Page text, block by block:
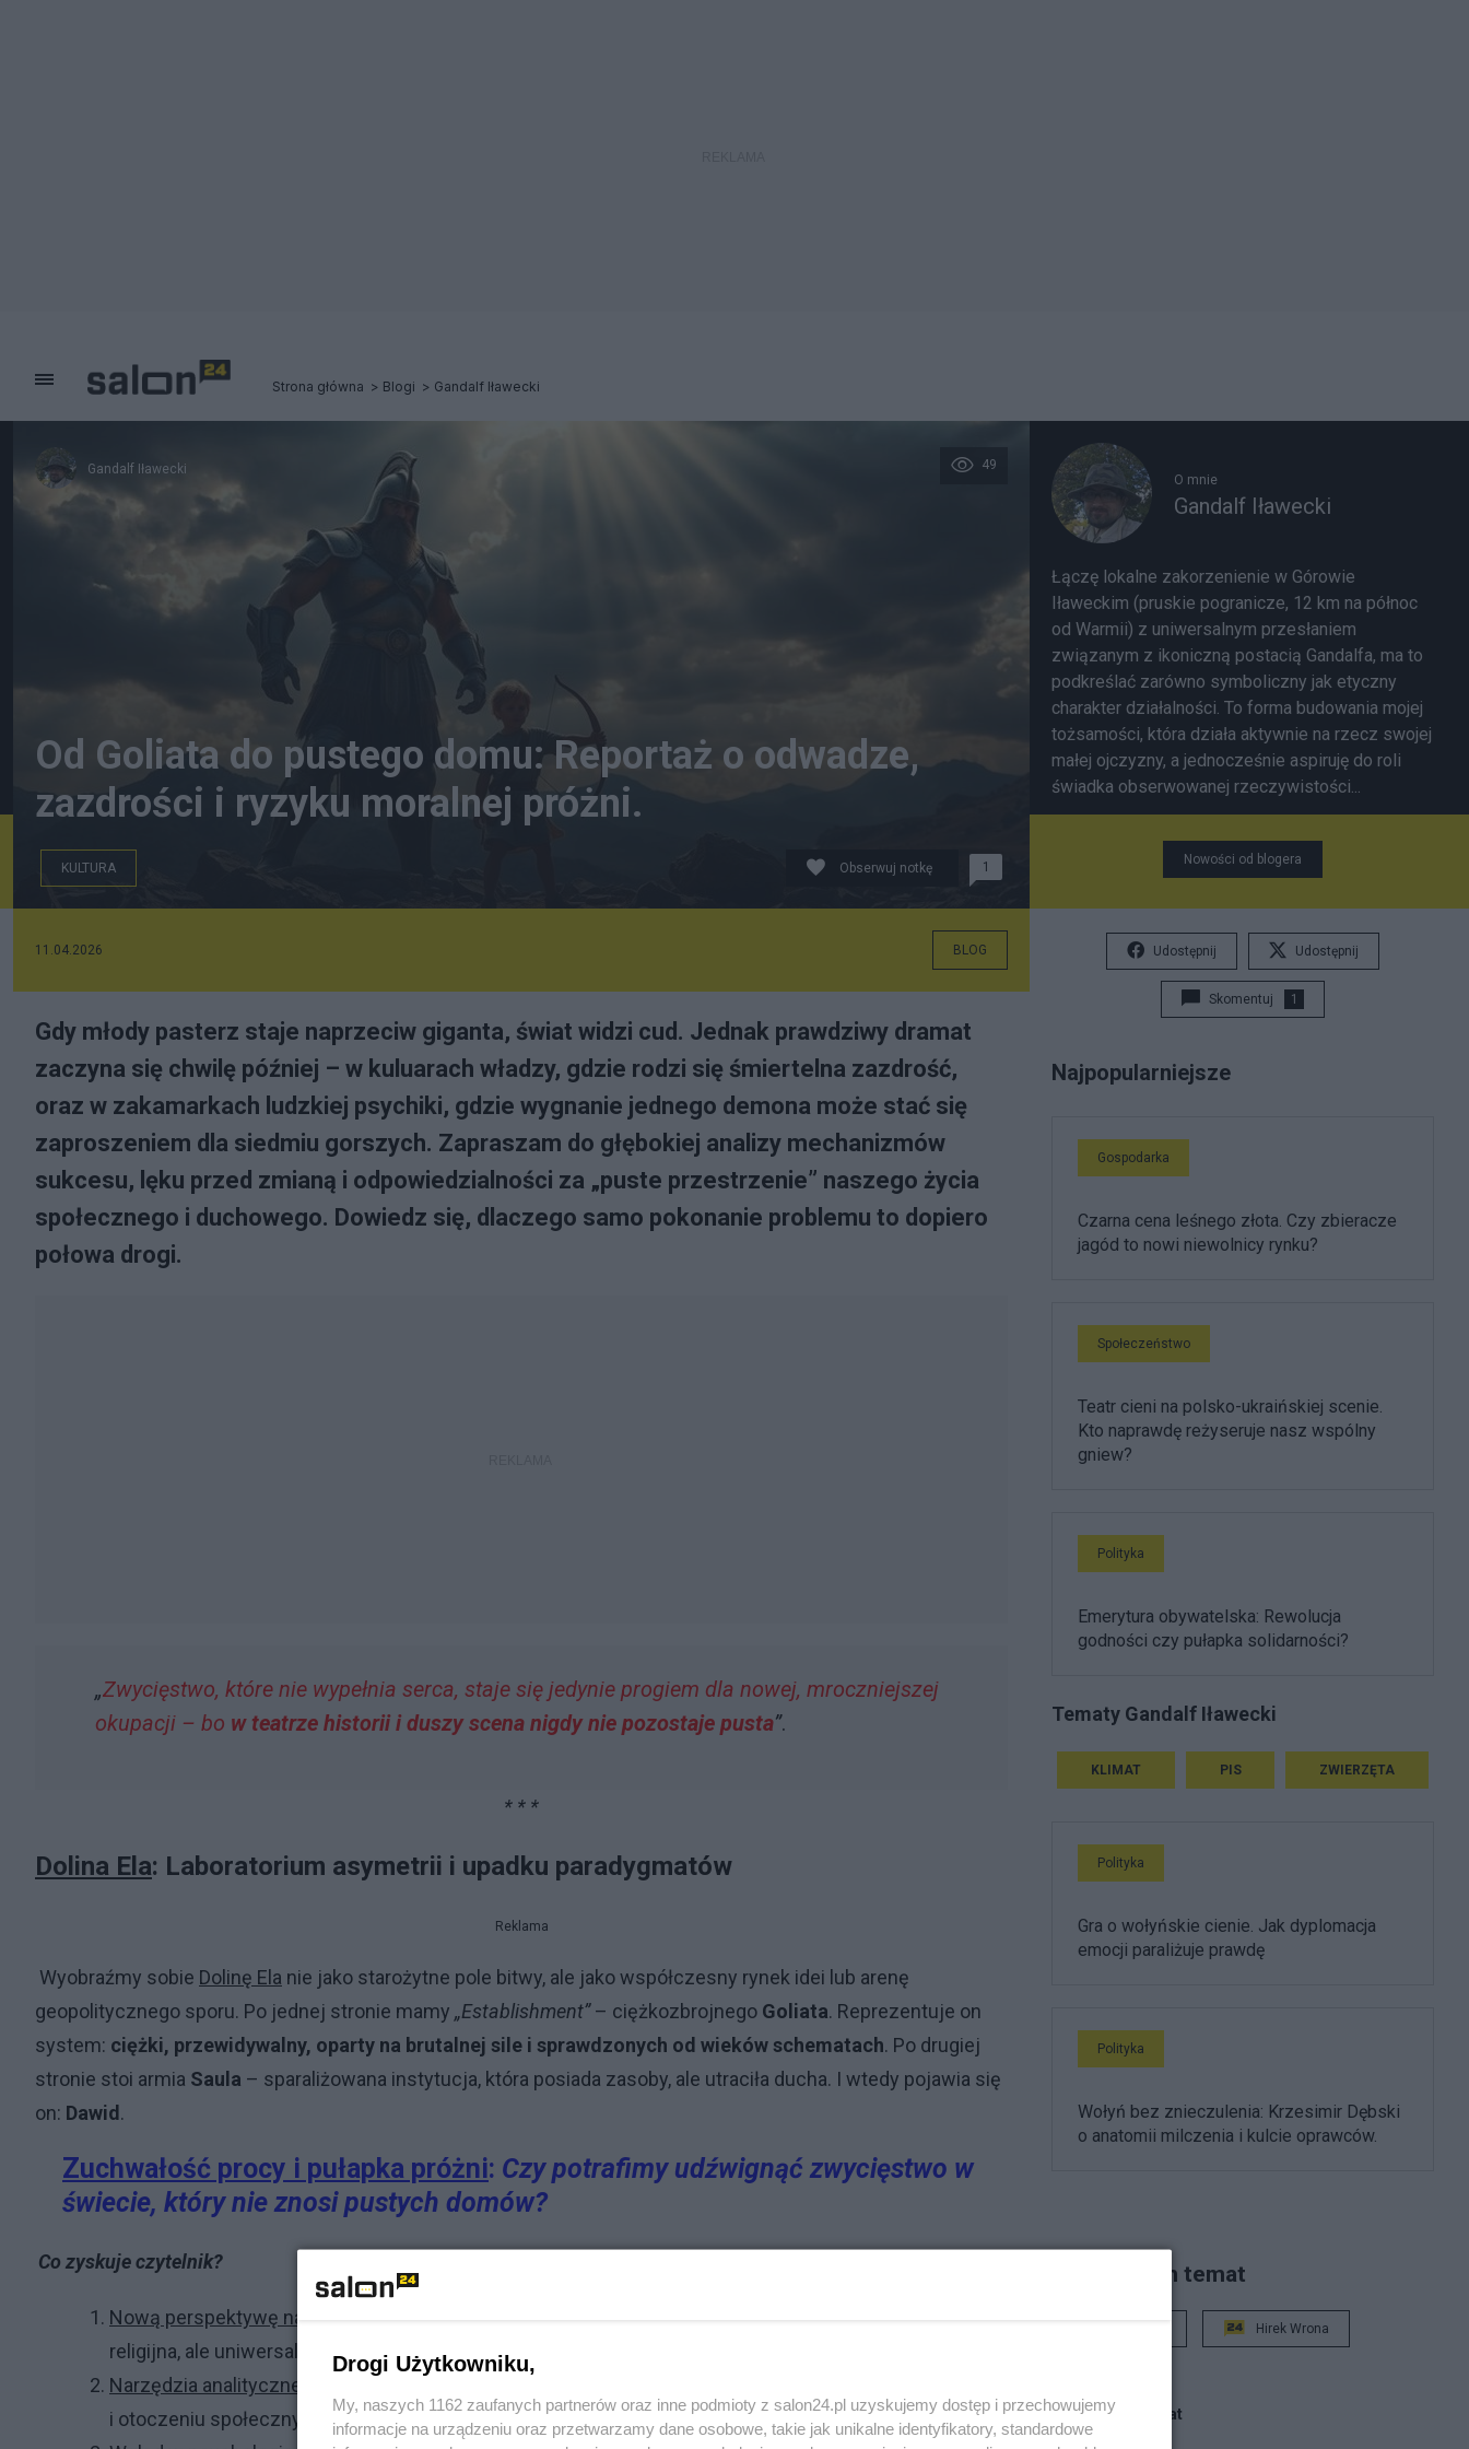
Strona główna Blogi Gandalf Iławecki
Gandalf Iławecki 49
Od Goliata do pustego domu: Reportaż o odwadze,
zazdrości i ryzyku moralnej próżni.
KULTURA Obserwuj notkę 1
11.04.2026 BLOG
Gdy młody pasterz staje naprzeciw giganta, świat widzi cud. Jednak prawdziwy dramat
zaczyna się chwilę później – w kuluarach władzy, gdzie rodzi się śmiertelna zazdrość,
oraz w zakamarkach ludzkiej psychiki, gdzie wygnanie jednego demona może stać się
zaproszeniem dla siedmiu gorszych. Zapraszam do głębokiej analizy mechanizmów
sukcesu, lęku przed zmianą i odpowiedzialności za „puste przestrzenie” naszego życia
społecznego i duchowego. Dowiedz się, dlaczego samo pokonanie problemu to dopiero
połowa drogi.
„Zwycięstwo, które nie wypełnia serca, staje się jedynie progiem dla nowej, mroczniejszej
okupacji – bo w teatrze historii i duszy scena nigdy nie pozostaje pusta”.
* * *
Dolina Ela: Laboratorium asymetrii i upadku paradygmatów
Reklama
Wyobraźmy sobie Dolinę Ela nie jako starożytne pole bitwy, ale jako współczesny rynek idei lub arenę
geopolitycznego sporu. Po jednej stronie mamy „Establishment”– ciężkozbrojnego Goliata. Reprezentuje on
system: ciężki, przewidywalny, oparty na brutalnej sile i sprawdzonych od wieków schematach. Po drugiej
stronie stoi armia Saula – sparaliżowana instytucja, która posiada zasoby, ale utraciła ducha. I wtedy pojawia się
on: Dawid .
Zuchwałość procy i pułapka próżni: Czy potrafimy udźwignąć zwycięstwo w
świecie, który nie znosi pustych domów?
Co zyskuje czytelnik?
Nową perspektywę na klasyczne motywy
religijna, ale uniwersalny model innowacji i przełamywania schematów.
Narzędzia analityczne
i otoczeniu społecznym, co pozwala zapobiegać nawrotom kryzysów.
O mnie
Gandalf Iławecki
Łączę lokalne zakorzenienie w Górowie
Iławeckim (pruskie pogranicze, 12 km na północ
od Warmii) z uniwersalnym przesłaniem
związanym z ikoniczną postacią Gandalfa, ma to
podkreślać zarówno symboliczny jak etyczny
charakter działalności. To forma budowania mojej
tożsamości, która działa aktywnie na rzecz swojej
małej ojczyzny, a jednocześnie aspiruję do roli
świadka obserwowanej rzeczywistości...
Nowości od blogera
Udostępnij Udostępnij
Skomentuj 1
Najpopularniejsze
Gospodarka
Czarna cena leśnego złota. Czy zbieracze
jagód to nowi niewolnicy rynku?
Społeczeństwo
Teatr cieni na polsko-ukraińskiej scenie.
Kto naprawdę reżyseruje nasz wspólny
gniew?
Polityka
Emerytura obywatelska: Rewolucja
godności czy pułapka solidarności?
Tematy Gandalf Iławecki
KLIMAT PIS ZWIERZĘTA
Polityka
Gra o wołyńskie cienie. Jak dyplomacja
emocji paraliżuje prawdę
Polityka
Wołyń bez znieczulenia: Krzesimir Dębski
o anatomii milczenia i kulcie oprawców.
Piszą na ten temat
Hirek Wrona
Blogi na ten temat
Drogi Użytkowniku,
My, naszych 1162 zaufanych partnerów oraz inne podmioty z salon24.pl uzyskujemy dostęp i przechowujemy
informacje na urządzeniu oraz przetwarzamy dane osobowe, takie jak unikalne identyfikatory, standardowe